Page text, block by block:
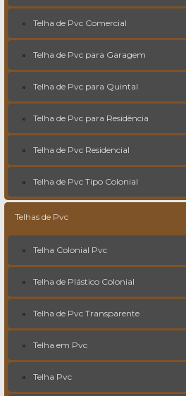
Telha de Pvc Comercial
Telha de Pvc para Garagem
Telha de Pvc para Quintal
Telha de Pvc para Residência
Telha de Pvc Residencial
Telha de Pvc Tipo Colonial
Telhas de Pvc
Telha Colonial Pvc
Telha de Plástico Colonial
Telha de Pvc Transparente
Telha em Pvc
Telha Pvc